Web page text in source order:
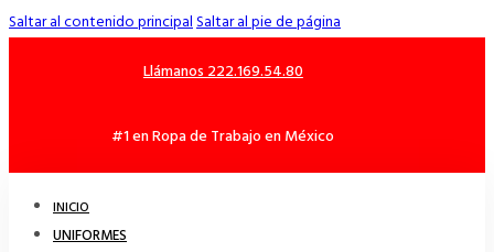
Saltar al contenido principalSaltar al pie de página
Llámanos 222.169.54.80
#1 en Ropa de Trabajo en México
INICIO
UNIFORMES